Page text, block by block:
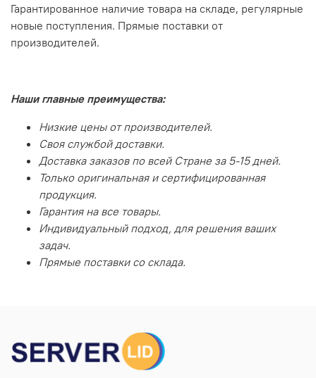
Гарантированное наличие товара на складе, регулярные
новые поступления. Прямые поставки от
производителей.
Наши главные преимущества:
Низкие цены от производителей.
Своя службой доставки.
Доставка заказов по всей Стране за 5-15 дней.
Только оригинальная и сертифицированная
продукция.
Гарантия на все товары.
Индивидуальный подход, для решения ваших
задач.
Прямые поставки со склада.